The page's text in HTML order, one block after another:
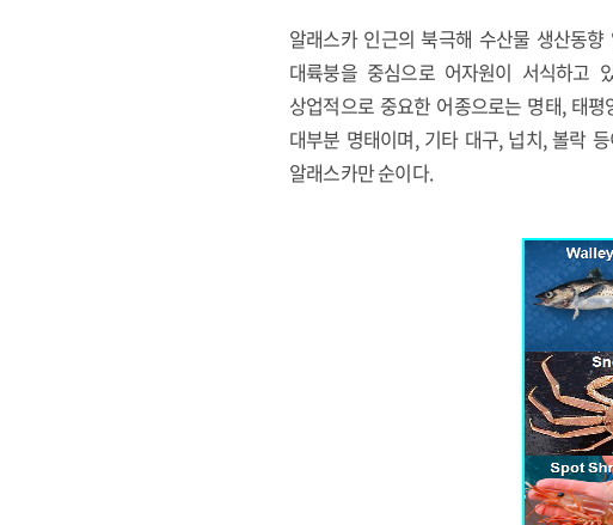
알래스카 인근의 북극해 수산물 생산동
대륙붕을 중심으로 어자원이 서식하고
상업적으로 중요한 어종으로는 명태, 태
대부분 명태이며, 기타 대구, 넙치, 볼락
알래스카만 순이다.